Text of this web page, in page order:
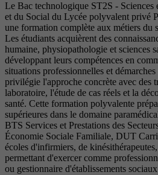
Le Bac technologique ST2S - Sciences
et du Social du Lycée polyvalent privé
une formation complète aux métiers du
Les étudiants acquièrent des
humaine, physiopathologie et sciences
développant leurs compétences en
situations professionnelles et
privilégie l'approche concrète avec des
laboratoire, l'étude de cas réels et la
santé. Cette formation polyvalente
supérieures dans le domaine
BTS Services et Prestations des
Économie Sociale Familiale, DUT
écoles d'infirmiers, de
permettant d'exercer comme
ou gestionnaire d'établissements